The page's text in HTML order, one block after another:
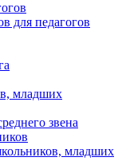
для педагогов
младших
звена
младших